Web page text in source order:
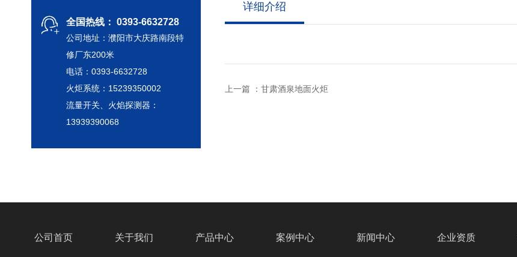
全国热线： 0393-6632728
公司地址：濮阳市大庆路南段特
修厂东200米
电话：0393-6632728
火炬系统：15239350002
流量开关、火焰探测器：
13939390068
详细介绍
上一篇 ：甘肃酒泉地面火炬
公司首页 关于我们 产品中心 案例中心 新闻中心 企业资质